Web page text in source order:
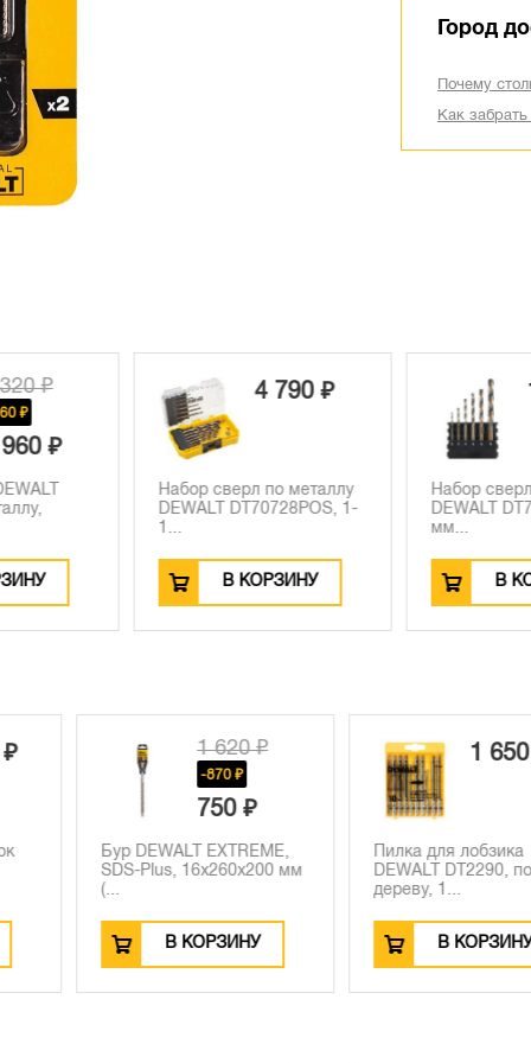
Город
Почему
Как
₽
металлу
1-
1 590 ₽
Набор сверл по металлу
DEWALT DT70828, 2-8
мм...
В КОРЗИНУ
Сверло
по металлу
5...
В
₽
мм
1 650 ₽
Пилка для лобзика
DEWALT DT2290, по
В КОРЗИНУ
Рулетка
В